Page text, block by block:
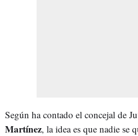
Según ha contado el concejal de
Martínez, la idea es que nadie se